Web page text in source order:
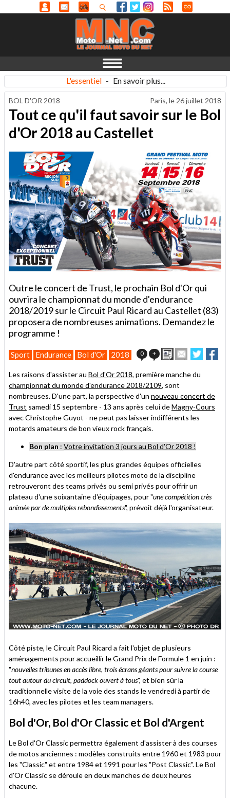
L'essentiel - En savoir plus...
BOL D'OR 2018 Paris, le 26 juillet 2018
Tout ce qu'il faut savoir sur le Bol
d'Or 2018 au Castellet
Outre le concert de Trust, le prochain Bol d'Or qui
ouvrira le championnat du monde d'endurance
2018/2019 sur le Circuit Paul Ricard au Castellet (83)
proposera de nombreuses animations. Demandez le
programme !
Sport Endurance Bol d'Or 2018 0 + ImprimerEnvoyer
cet
à
un
ami
sur
sur
Les raisons d'assister au Bol d'Or 2018, première manche du
championnat du monde d'endurance 2018/2109, sont
nombreuses. D'une part, la perspective d'un nouveau concert de
Trust samedi 15 septembre - 13 ans après celui deMagny-Cours
avec Christophe Guyot - ne peut pas laisser indifférents les
motards amateurs de bon vieux rock français.
Bon plan : Votre invitation 3 jours au Bol d'Or 2018 !
D'autre part côté sportif, les plus grandes équipes officielles
d'endurance avec les meilleurs pilotes moto de la discipline
retrouveront des teams privés ou semi privés pour offrir un
plateau d'une soixantaine d'équipages, pour "une compétition très
animée par de multiples rebondissements", prévoit déjà l'organisateur.
Côté piste, le Circuit Paul Ricard a fait l'objet de plusieurs
aménagements pour accueillir le Grand Prix de Formule 1 en juin :
"nouvelles tribunes en accès libre, trois écrans géants pour suivre la course
tout autour du circuit, paddock ouvert à tous", et bien sûr la
traditionnelle visite de la voie des stands le vendredi à partir de
16h40, avec les pilotes et les team managers.
Bol d'Or, Bol d'Or Classic et Bol d'Argent
Le Bol d'Or Classic permettra également d'assister à des courses
de motos anciennes : modèles construits entre 1960 et 1983 pour
les "Classic" et entre 1984 et 1991 pour les "Post Classic". Le Bol
d'Or Classic se déroule en deux manches de deux heures
chacune.